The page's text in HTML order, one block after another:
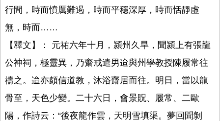
行間，時而憤厲難遏，時而平穩深厚，時而恬靜虛
無，時而……
【釋文】： 元祐六年十月，潁州久旱，聞潁上有張龍
公神祠，極靈異，乃齋戒遣男迨與州學教授陳履常往
禱之。迨亦頗信道教，沐浴齋居而往。明日，當以龍
骨至，天色少變。二十六日，會景貺、履常、二歐
陽，作詩云：“後夜龍作雲，天明雪填渠。夢回聞剝